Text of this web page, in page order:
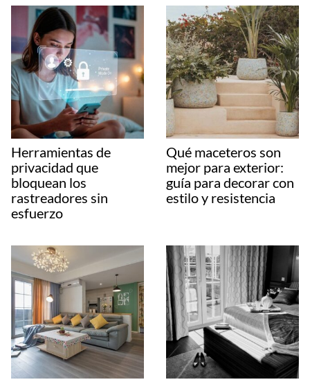
Herramientas de
privacidad que
bloquean los
rastreadores sin
esfuerzo
Qué maceteros son
mejor para exterior:
guía para decorar con
estilo y resistencia